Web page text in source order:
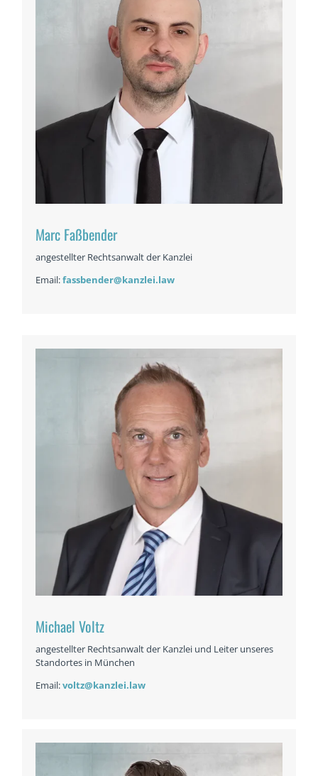
Marc Faßbender
angestellter Rechtsanwalt der Kanzlei
Email:fassbender@kanzlei.law
Michael Voltz
angestellter Rechtsanwalt der Kanzlei und Leiter unseres
Standortes in München
Email:voltz@kanzlei.law